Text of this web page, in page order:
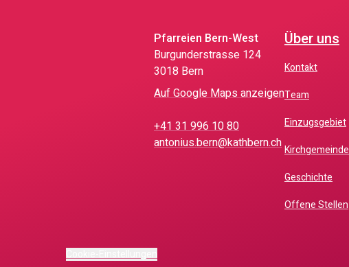
Pfarreien Bern-West
Burgunderstrasse 124
3018 Bern
Auf Google Maps anzeigen
+41 31 996 10 80
antonius.bern@kathbern.ch
Über uns
Kontakt
Team
Einzugsgebiet
Kirchgemeinde
Geschichte
Offene Stellen